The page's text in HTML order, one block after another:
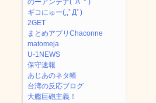
のーアンテナ(ﾟAﾟ* )
ギコにゅー(,,ﾟДﾟ)
2GET
まとめアプリChaconne
matomeja
U-1NEWS
保守速報
あじあのネタ帳
台湾の反応ブログ
大艦巨砲主義！